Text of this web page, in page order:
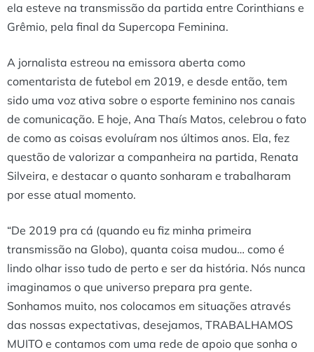
ela esteve na transmissão da partida entre Corinthians e
Grêmio, pela final da Supercopa Feminina.
A jornalista estreou na emissora aberta como
comentarista de futebol em 2019, e desde então, tem
sido uma voz ativa sobre o esporte feminino nos canais
de comunicação. E hoje, Ana Thaís Matos, celebrou o fato
de como as coisas evoluíram nos últimos anos. Ela, fez
questão de valorizar a companheira na partida, Renata
Silveira, e destacar o quanto sonharam e trabalharam
por esse atual momento.
“De 2019 pra cá (quando eu fiz minha primeira
transmissão na Globo), quanta coisa mudou… como é
lindo olhar isso tudo de perto e ser da história. Nós nunca
imaginamos o que universo prepara pra gente.
Sonhamos muito, nos colocamos em situações através
das nossas expectativas, desejamos, TRABALHAMOS
MUITO e contamos com uma rede de apoio que sonha o